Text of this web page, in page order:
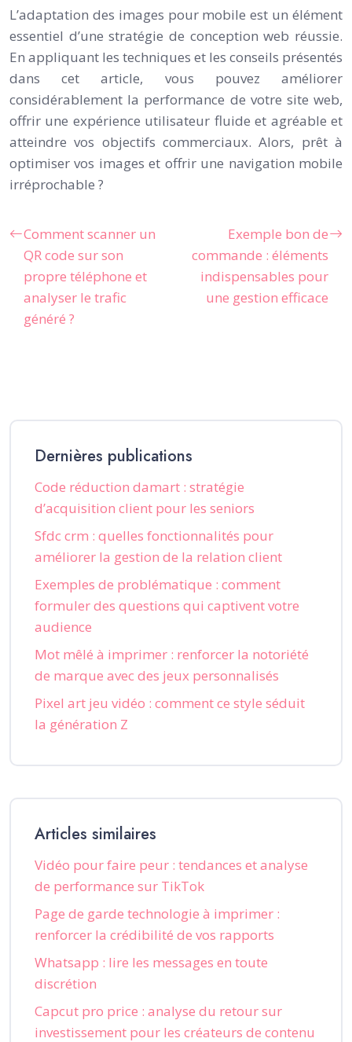
L’adaptation des images pour mobile est un élément
essentiel d’une stratégie de conception web réussie.
En appliquant les techniques et les conseils présentés
dans cet article, vous pouvez améliorer
considérablement la performance de votre site web,
offrir une expérience utilisateur fluide et agréable et
atteindre vos objectifs commerciaux. Alors, prêt à
optimiser vos images et offrir une navigation mobile
irréprochable ?
Comment scanner un
QR code sur son
propre téléphone et
analyser le trafic
généré ?
Exemple bon de
commande : éléments
indispensables pour
une gestion efficace
Dernières publications
Code réduction damart : stratégie
d’acquisition client pour les seniors
Sfdc crm : quelles fonctionnalités pour
améliorer la gestion de la relation client
Exemples de problématique : comment
formuler des questions qui captivent votre
audience
Mot mêlé à imprimer : renforcer la notoriété
de marque avec des jeux personnalisés
Pixel art jeu vidéo : comment ce style séduit
la génération Z
Articles similaires
Vidéo pour faire peur : tendances et analyse
de performance sur TikTok
Page de garde technologie à imprimer :
renforcer la crédibilité de vos rapports
Whatsapp : lire les messages en toute
discrétion
Capcut pro price : analyse du retour sur
investissement pour les créateurs de contenu